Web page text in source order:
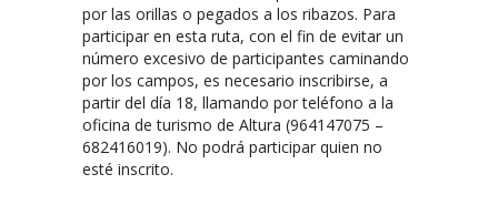
por las orillas o pegados a los ribazos. Para
participar en esta ruta, con el fin de evitar un
número excesivo de participantes caminando
por los campos, es necesario inscribirse, a
partir del día 18, llamando por teléfono a la
oficina de turismo de Altura (964147075 –
682416019). No podrá participar quien no
esté inscrito.